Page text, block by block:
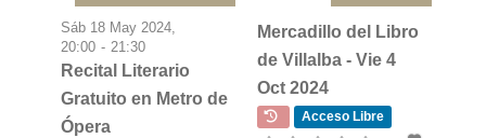
Sáb 18 May 2024,
20:00 - 21:30
Recital Literario
Gratuito en Metro de
Ópera
Mercadillo del Libro
de Villalba - Vie 4
Oct 2024
Acceso Libre